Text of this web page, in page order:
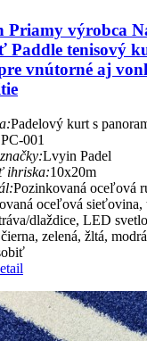
Priamy výrobca
Paddle tenisový
vnútorné aj
Padelový kurt s
PC-001
Lvyin Padel
ihriska:10x20m
Pozinkovaná oceľová
oceľová sieťovina,
dlaždice, LED
čierna, zelená, žltá,